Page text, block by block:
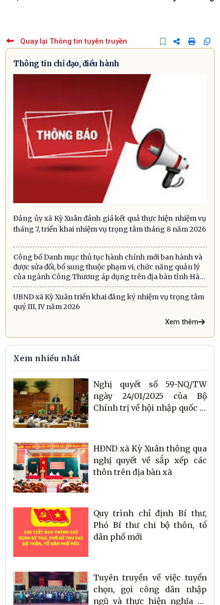
Quay lại Thông tin tuyên truyền
Thông tin chỉ đạo, điều hành
Đảng ủy xã Kỳ Xuân đánh giá kết quả thực hiện nhiệm vụ
tháng 7, triển khai nhiệm vụ trọng tâm tháng 8 năm 2026
Công bố Danh mục thủ tục hành chính mới ban hành và
được sửa đổi, bổ sung thuộc phạm vi, chức năng quản lý
của ngành Công Thương áp dụng trên địa bàn tỉnh Hà
Tĩnh
UBND xã Kỳ Xuân triển khai đăng ký nhiệm vụ trọng tâm
quý III, IV năm 2026
Xem thêm
Xem nhiều nhất
Nghị quyết số 59-NQ/TW
ngày 24/01/2025 của Bộ
Chính trị về hội nhập quốc tế
HĐND xã Kỳ Xuân thông qua
nghị quyết về sắp xếp các
thôn trên địa bàn xã
Quy trình chỉ định Bí thư,
Phó Bí thư chi bộ thôn, tổ
dân phố mới
Tuyên truyền về việc tuyển
chọn, gọi công dân nhập
ngũ và thực hiện nghĩa vụ